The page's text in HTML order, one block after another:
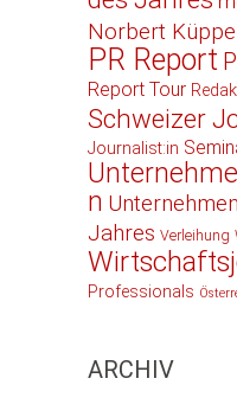
Norbert
PR Report
Report Tour
Schweizer
Journalist:in
n
Jahres Verleihung
Professionals
ARCHIV